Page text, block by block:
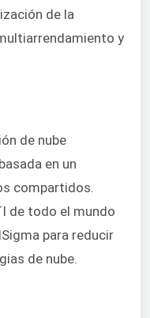
de la
y
de nube
en un
compartidos.
de todo el mundo
para reducir
de nube.